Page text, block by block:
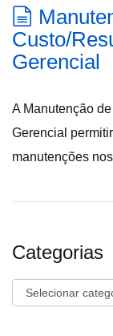
Custo/
Gerencial
A Manutenção
Gerencial
manutenções
Categorias
Categorias